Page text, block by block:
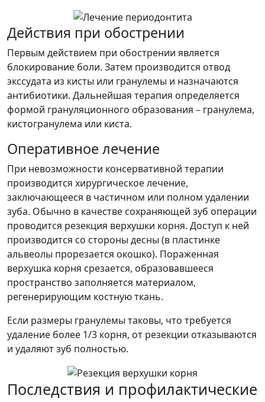
Действия при обострении
Первым действием при обострении является
блокирование боли. Затем производится отвод
экссудата из кисты или гранулемы и назначаются
антибиотики. Дальнейшая терапия определяется
формой грануляционного образования – гранулема,
кистогранулема или киста.
Оперативное лечение
При невозможности консервативной терапии
производится хирургическое лечение,
заключающееся в частичном или полном удалении
зуба. Обычно в качестве сохраняющей зуб операции
проводится резекция верхушки корня. Доступ к ней
производится со стороны десны (в пластинке
альвеолы прорезается окошко). Пораженная
верхушка корня срезается, образовавшееся
пространство заполняется материалом,
регенерирующим костную ткань.
Если размеры гранулемы таковы, что требуется
удаление более 1/3 корня, от резекции отказываются
и удаляют зуб полностью.
Последствия и профилактические